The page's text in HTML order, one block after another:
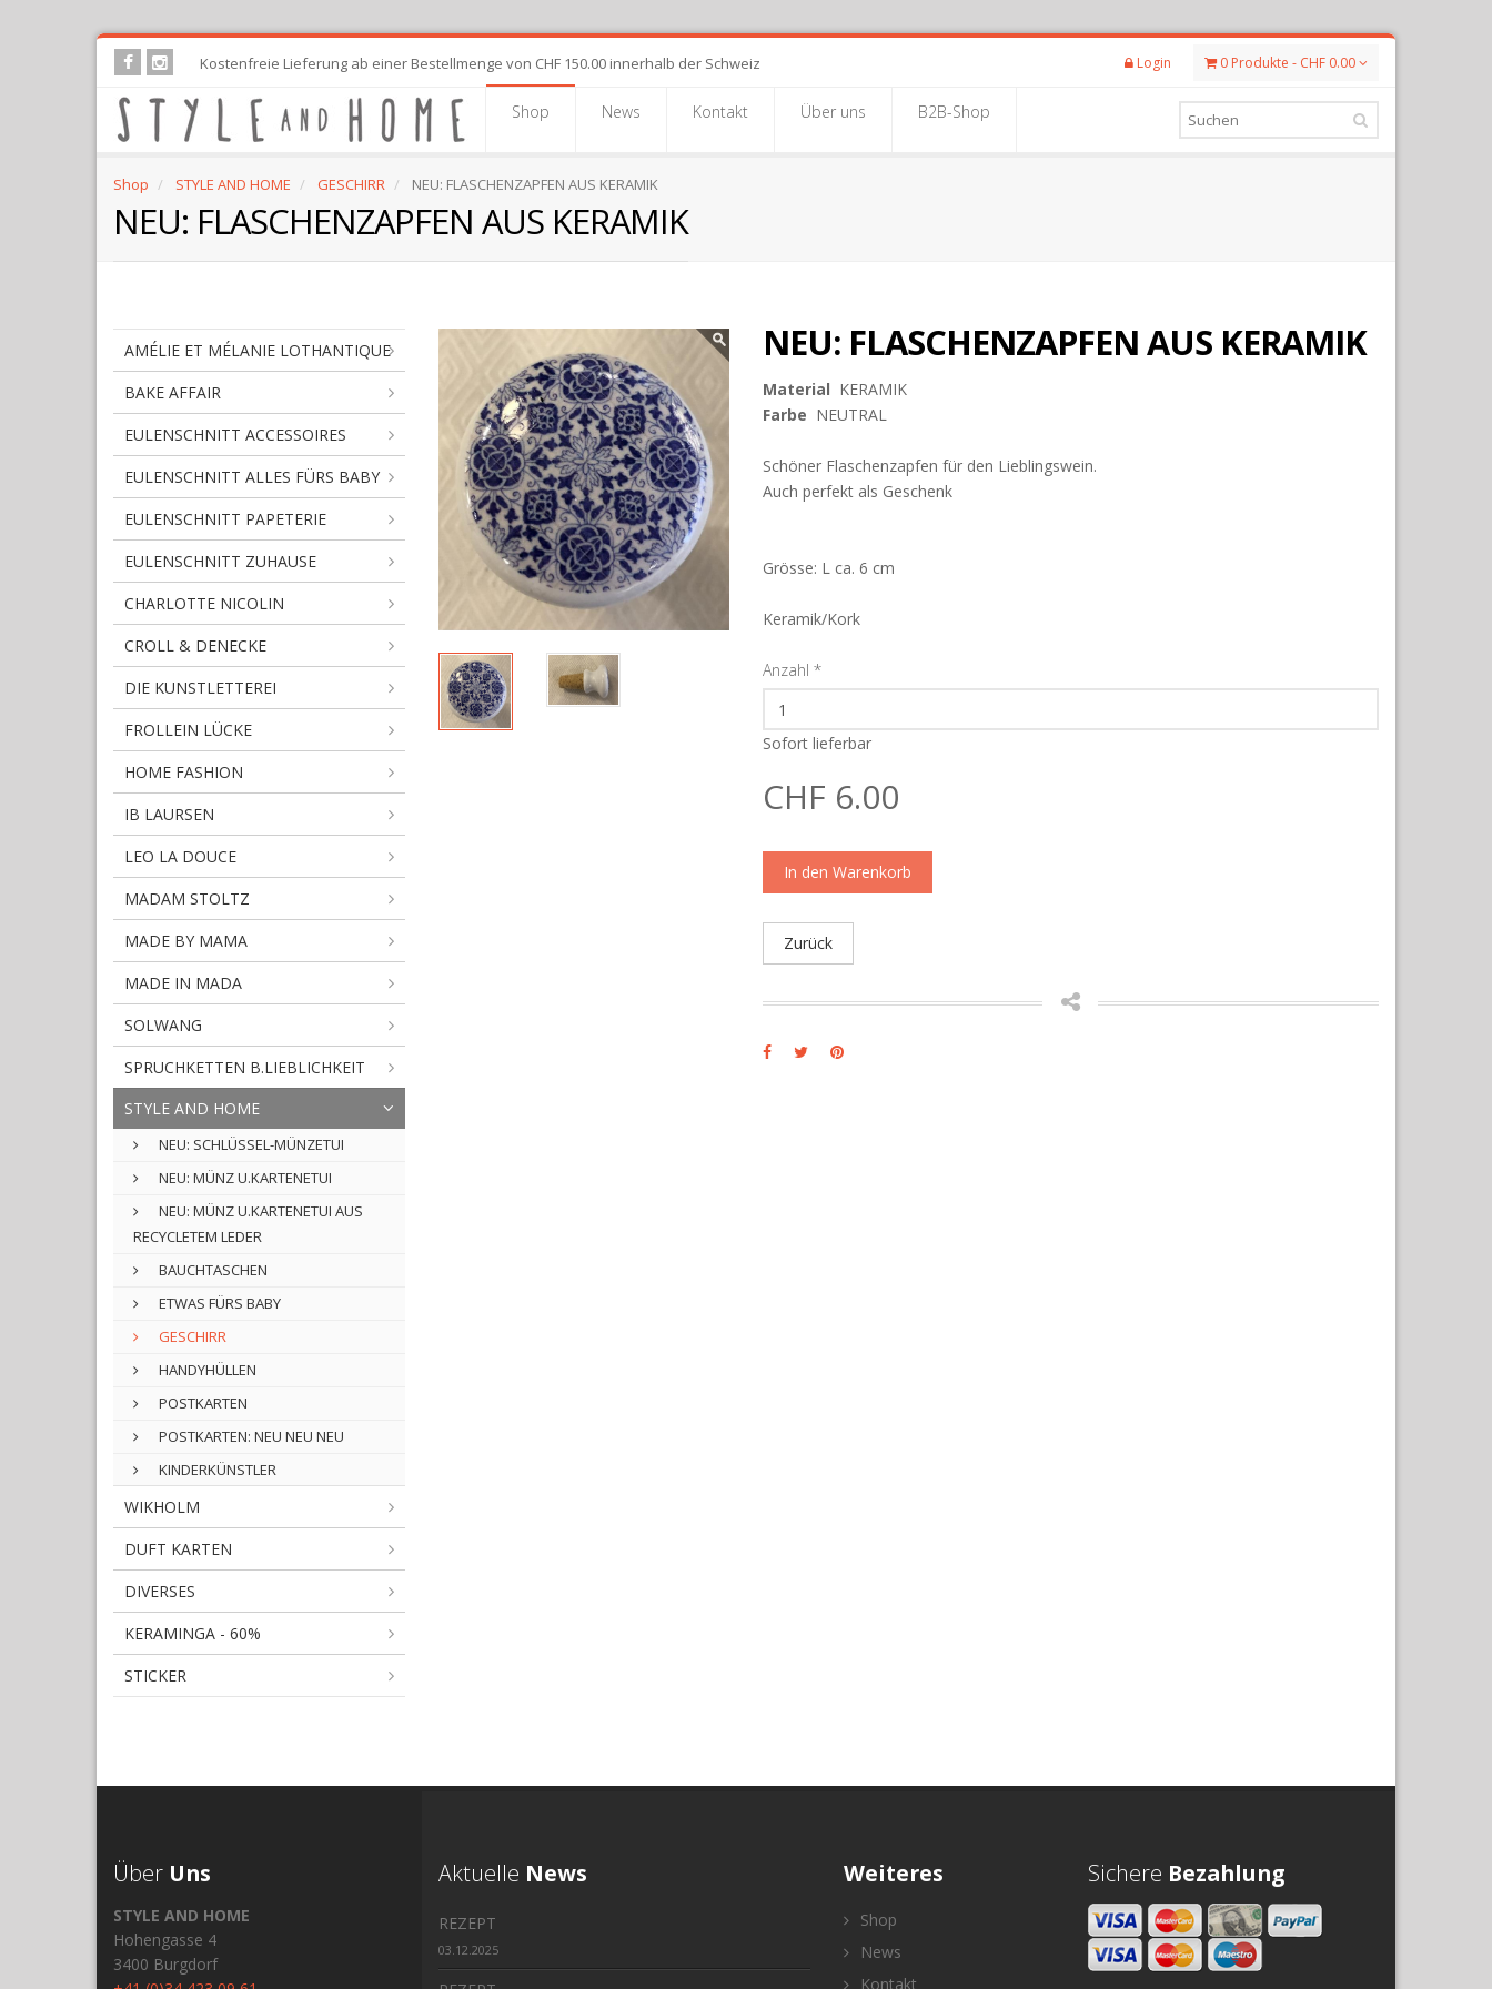
Skip
main
content
Kostenfreie Lieferung ab einer Bestellmenge von CHF 150.00 innerhalb der Schweiz Login 0 Produkte - CHF 0.00
Shop News Kontakt Über uns B2B-Shop
Shop STYLE AND HOME GESCHIRR NEU: FLASCHENZAPFEN AUS KERAMIK
NEU: FLASCHENZAPFEN AUS KERAMIK
AMÉLIE ET MÉLANIE LOTHANTIQUE
BAKE AFFAIR
EULENSCHNITT ACCESSOIRES
EULENSCHNITT ALLES FÜRS BABY
EULENSCHNITT PAPETERIE
EULENSCHNITT ZUHAUSE
CHARLOTTE NICOLIN
CROLL & DENECKE
DIE KUNSTLETTEREI
FROLLEIN LÜCKE
HOME FASHION
IB LAURSEN
LEO LA DOUCE
MADAM STOLTZ
MADE BY MAMA
MADE IN MADA
SOLWANG
SPRUCHKETTEN B.LIEBLICHKEIT
STYLE AND HOME
NEU: SCHLÜSSEL-MÜNZETUI
NEU: MÜNZ U.KARTENETUI
NEU: MÜNZ U.KARTENETUI AUS
RECYCLETEM LEDER
BAUCHTASCHEN
ETWAS FÜRS BABY
GESCHIRR
HANDYHÜLLEN
POSTKARTEN
POSTKARTEN: NEU NEU NEU
KINDERKÜNSTLER
WIKHOLM
DUFT KARTEN
DIVERSES
KERAMINGA - 60%
STICKER
NEU: FLASCHENZAPFEN AUS KERAMIK
Material KERAMIK
Farbe NEUTRAL
Schöner Flaschenzapfen für den Lieblingswein.
Auch perfekt als Geschenk
Grösse: L ca. 6 cm
Keramik/Kork
Anzahl *
Sofort lieferbar
CHF 6.00
In den Warenkorb
Zurück
Über Uns
STYLE AND HOME
Hohengasse 4
3400 Burgdorf
Aktuelle News
REZEPT
03.12.2025
Weiteres
Shop
News
Kontakt
Sichere Bezahlung